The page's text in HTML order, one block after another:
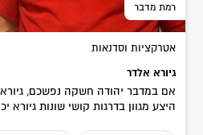
רמת מדבר
אטרקציות וסדנאות
גיורא אלדר
אם במדבר יהודה חשקה נפשכם,
היצע מגוון בדרגות קושי שונות